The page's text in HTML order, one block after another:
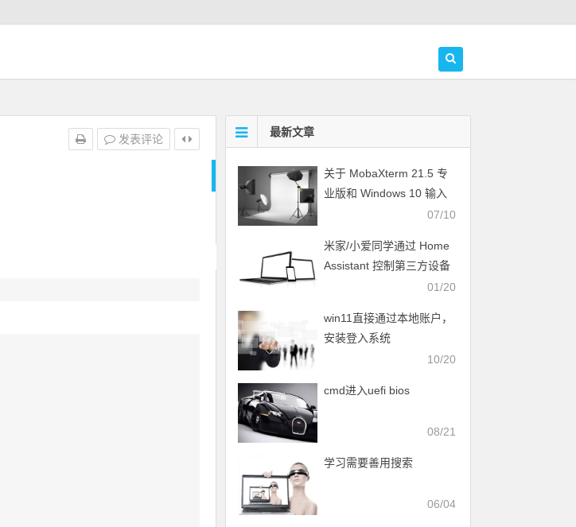
发表评论
最新文章
关于 MobaXterm 21.5 专
业版和 Windows 10 输入
法冲突问题的解决方案07/10
米家/小爱同学通过 Home
Assistant 控制第三方设备
01/20
win11直接通过本地账户，
安装登入系统
10/20
cmd进入uefi bios
08/21
学习需要善用搜索
06/04